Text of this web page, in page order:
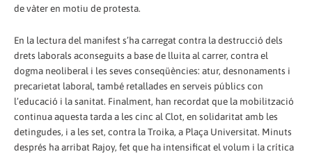
de vàter en motiu de protesta.
En la lectura del manifest s’ha carregat contra la destrucció dels
drets laborals aconseguits a base de lluita al carrer, contra el
dogma neoliberal i les seves conseqüències: atur, desnonaments i
precarietat laboral, també retallades en serveis públics con
l’educació i la sanitat. Finalment, han recordat que la mobilització
continua aquesta tarda a les cinc al Clot, en solidaritat amb les
detingudes, i a les set, contra la Troika, a Plaça Universitat. Minuts
després ha arribat Rajoy, fet que ha intensificat el volum i la crítica